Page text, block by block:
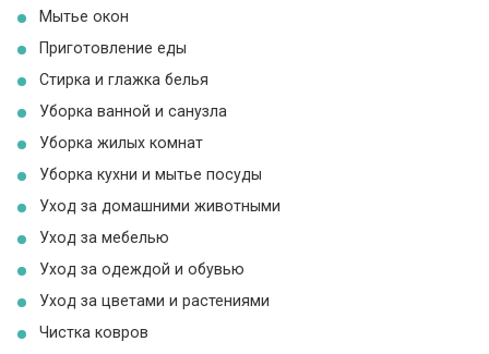
Мытье окон
Приготовление еды
Стирка и глажка белья
Уборка ванной и санузла
Уборка жилых комнат
Уборка кухни и мытье посуды
Уход за домашними животными
Уход за мебелью
Уход за одеждой и обувью
Уход за цветами и растениями
Чистка ковров